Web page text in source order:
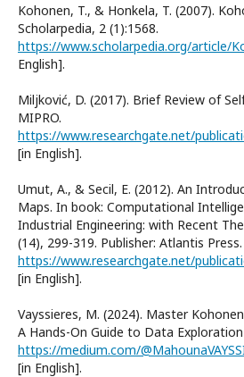
Kohonen, T., & Honkela, T. (2007).
Scholarpedia, 2 (1):1568.
https://www.scholarpedia.org/article/
English].
Miljković, D. (2017). Brief Review of
MIPRO.
[in English].
Umut, A., & Secil, E. (2012). An
Maps. In book: Computational
Industrial Engineering: with Recent
(14), 299-319. Publisher: Atlantis Press.
[in English].
Vayssieres, M. (2024). Master
A Hands-On Guide to Data
[in English].